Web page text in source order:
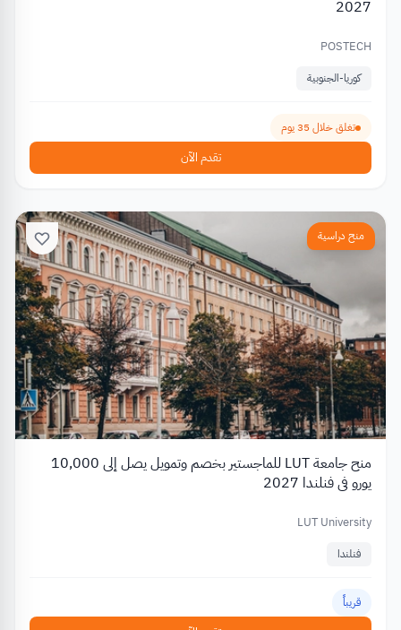
2027
POSTECH
كوريا-الجنوبية
تغلق خلال 35 يوم
تقدم الآن
منح دراسية
منح جامعة LUT للماجستير بخصم وتمويل يصل إلى 10,000
يورو في فنلندا 2027
LUT University
فنلندا
قريباً